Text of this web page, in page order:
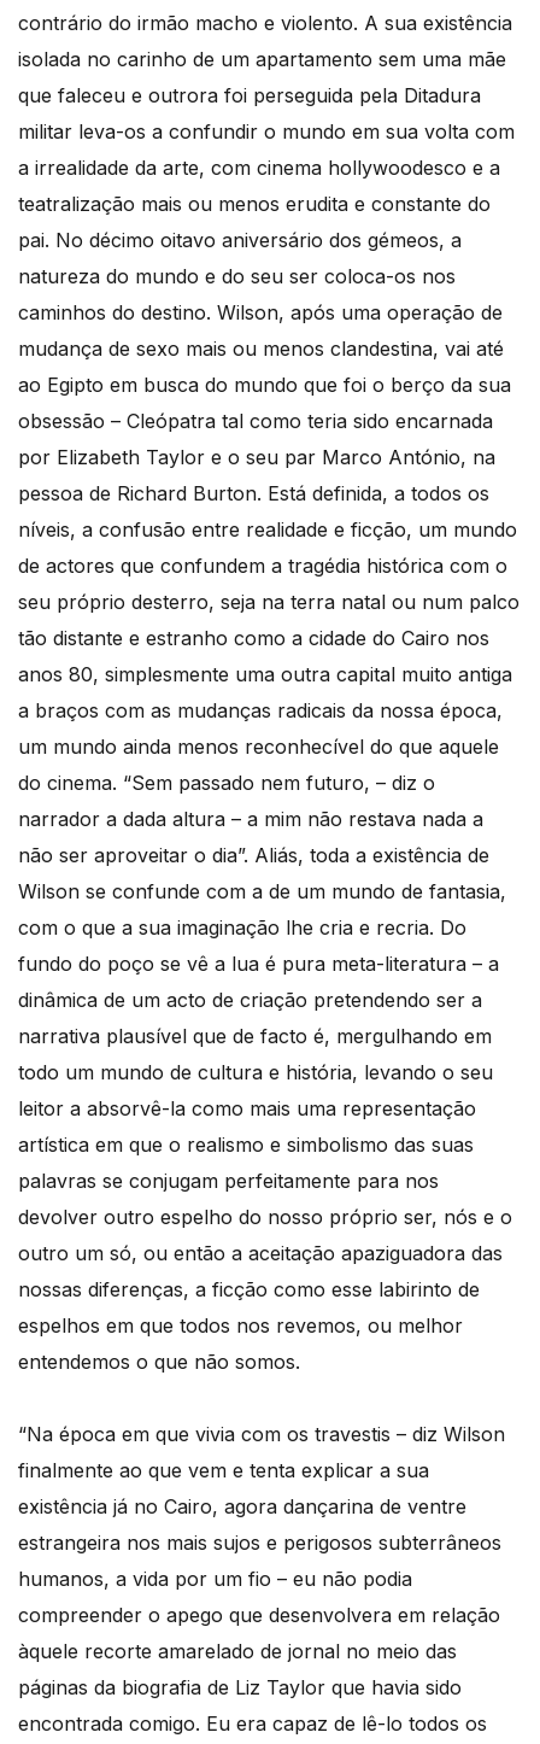
contrário do irmão macho e violento. A sua existência
isolada no carinho de um apartamento sem uma mãe
que faleceu e outrora foi perseguida pela Ditadura
militar leva-os a confundir o mundo em sua volta com
a irrealidade da arte, com cinema hollywoodesco e a
teatralização mais ou menos erudita e constante do
pai. No décimo oitavo aniversário dos gémeos, a
natureza do mundo e do seu ser coloca-os nos
caminhos do destino. Wilson, após uma operação de
mudança de sexo mais ou menos clandestina, vai até
ao Egipto em busca do mundo que foi o berço da sua
obsessão – Cleópatra tal como teria sido encarnada
por Elizabeth Taylor e o seu par Marco António, na
pessoa de Richard Burton. Está definida, a todos os
níveis, a confusão entre realidade e ficção, um mundo
de actores que confundem a tragédia histórica com o
seu próprio desterro, seja na terra natal ou num palco
tão distante e estranho como a cidade do Cairo nos
anos 80, simplesmente uma outra capital muito antiga
a braços com as mudanças radicais da nossa época,
um mundo ainda menos reconhecível do que aquele
do cinema. “Sem passado nem futuro, – diz o
narrador a dada altura – a mim não restava nada a
não ser aproveitar o dia”. Aliás, toda a existência de
Wilson se confunde com a de um mundo de fantasia,
com o que a sua imaginação lhe cria e recria. Do
fundo do poço se vê a lua é pura meta-literatura – a
dinâmica de um acto de criação pretendendo ser a
narrativa plausível que de facto é, mergulhando em
todo um mundo de cultura e história, levando o seu
leitor a absorvê-la como mais uma representação
artística em que o realismo e simbolismo das suas
palavras se conjugam perfeitamente para nos
devolver outro espelho do nosso próprio ser, nós e o
outro um só, ou então a aceitação apaziguadora das
nossas diferenças, a ficção como esse labirinto de
espelhos em que todos nos revemos, ou melhor
entendemos o que não somos.
“Na época em que vivia com os travestis – diz Wilson
finalmente ao que vem e tenta explicar a sua
existência já no Cairo, agora dançarina de ventre
estrangeira nos mais sujos e perigosos subterrâneos
humanos, a vida por um fio – eu não podia
compreender o apego que desenvolvera em relação
àquele recorte amarelado de jornal no meio das
páginas da biografia de Liz Taylor que havia sido
encontrada comigo. Eu era capaz de lê-lo todos os